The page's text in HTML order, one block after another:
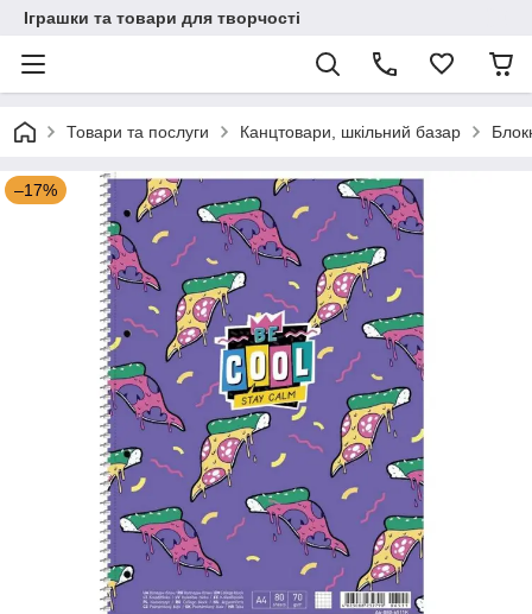
Іграшки та товари для творчості
Товари та послуги Канцтовари, шкільний базар
–17%